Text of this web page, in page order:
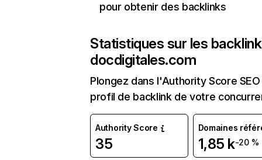
pour obtenir des backlinks
Statistiques sur les
docdigitales.com
Plongez dans l'Authority Score
profil de backlink de votre
Authority Score
35
Domaines
1,85 k-20 %